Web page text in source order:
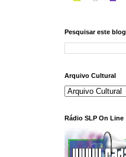
Pesquisar este blog
Arquivo Cultural
Rádio SLP On Line